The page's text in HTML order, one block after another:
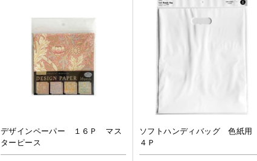
デザインペーパー １６Ｐ マス
ターピース
ソフトハンディバッグ 色紙用
４Ｐ